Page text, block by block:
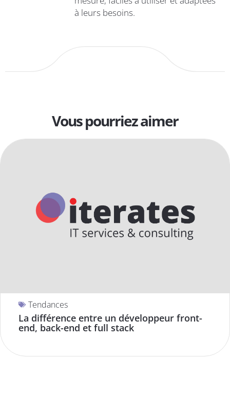
à leurs besoins.
Vous pourriez aimer
Tendances
La différence entre un développeur front-
end, back-end et full stack